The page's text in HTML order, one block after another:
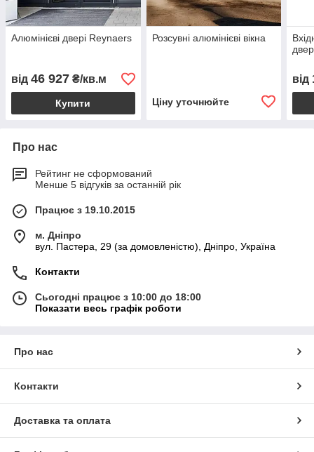
Алюмінієві двері Reynaers
від 46 927 ₴/кв.м
Купити
Розсувні алюмінієві вікна
Ціну уточнюйте
від
Про нас
Рейтинг не сформований
Менше 5 відгуків за останній рік
Працює з 19.10.2015
м. Дніпро
вул. Пастера, 29 (за домовленістю), Дніпро, Україна
Контакти
Сьогодні працює з 10:00 до 18:00
Показати весь графік роботи
Про нас
Контакти
Доставка та оплата